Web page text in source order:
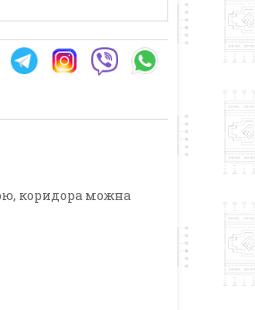
коридора можна